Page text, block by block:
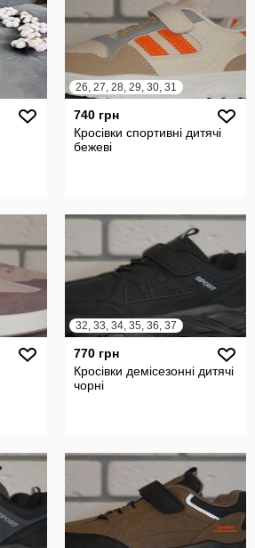
26, 27, 28, 29, 30, 31
740 грн
Кросівки спортивні дитячі
бежеві
32, 33, 34, 35, 36, 37
770 грн
Кросівки демісезонні дитячі
чорні